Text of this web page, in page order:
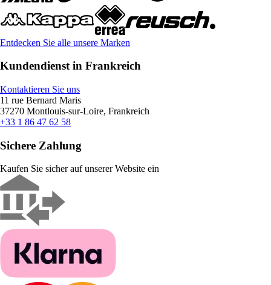
Entdecken Sie alle unsere Marken
Kundendienst in Frankreich
Kontaktieren Sie uns
11 rue Bernard Maris
37270 Montlouis-sur-Loire, Frankreich
+33 1 86 47 62 58
Sichere Zahlung
Kaufen Sie sicher auf unserer Website ein